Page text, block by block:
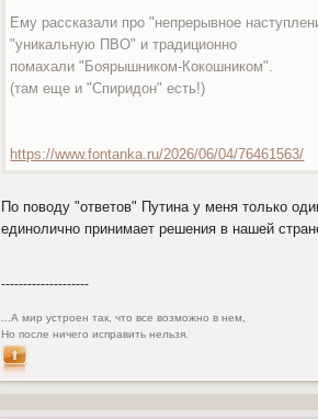
Ему рассказали про "непрерывное
"уникальную ПВО" и традиционно
помахали "Боярышником-Кокошником".
(там еще и "Спиридон" есть!)
https://www.fontanka.ru/2026/06/04/76461563/
По поводу "ответов" Путина у меня только
единолично принимает решения в нашей
--------------------
...А мир устроен так, что все возможно в нем,
Но после ничего исправить нельзя.